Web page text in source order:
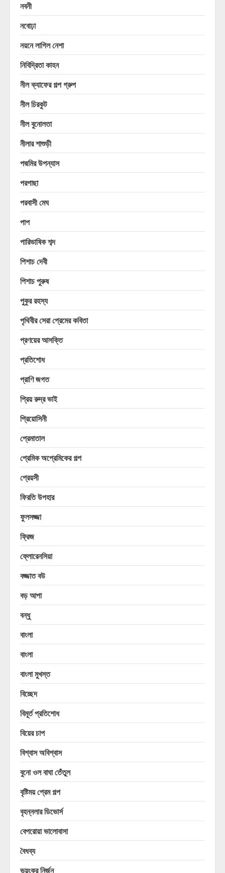
নবনী
নবোঢ়া
নয়নে লাগিল নেশা
নিবিদ্রিতা কাহন
নীল ক্যাফের গল্প গ্রুপ
নীল চিরকুট
নীল বুনোলতা
নীলার শাশুড়ী
পদ্মমির উপন্যাস
পরগাছা
পরবাসী মেঘ
পাপ
পারিভাষিক শব্দ
পিশাচ দেবী
পিশাচ পুরুষ
পুকুর রহস্য
পৃথিবীর সেরা প্রেমের কবিতা
প্রণয়ের আসক্তি
প্রতিশোধ
প্রাণি জগত
প্রিয় রুদ্র ভাই
প্রিয়োসিনী
প্রেমাতাল
প্রেমিক অপ্রেমিকের গল্প
প্রেয়সী
ফিরতি উপহার
ফুলসজ্জা
ফ্রিজ
ফ্লোরেনসিয়া
বজ্জাত বউ
বড় আপা
বন্ধু
বাংলা
বাংলা
বাংলা মুখস্ত
বিচ্ছেদ
বিমূর্ত প্রতিশোধ
বিয়ের চাপ
বিশ্বাস অবিশ্বাস
বুনো ওল বাঘা তেঁতুল
বৃষ্টিময় প্রেম গল্প
বৃহন্নলার ডিভোর্স
বেপরোয়া ভালোবাসা
বৈধব্য
ভয়ংকর নির্জন